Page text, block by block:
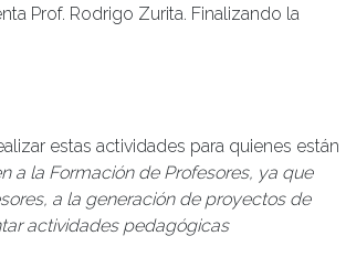
Prof. Rodrigo Zurita. Finalizando la
estas actividades para quienes están
a la Formación de Profesores, ya que
a la generación de proyectos de
actividades pedagógicas